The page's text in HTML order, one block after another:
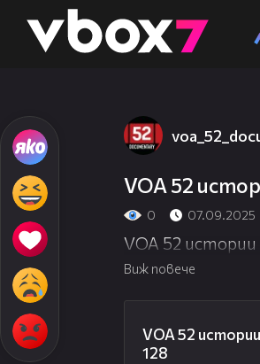
👾
VOA 52
0 07.09.2025
VOA 52 истории
Виж повече
VOA 52
128